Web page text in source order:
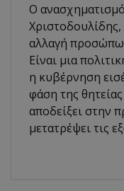
Ο
αλλαγή
Είναι μια
η κυβέρνηση
φάση της
αποδείξει στην
μετατρέψει τις